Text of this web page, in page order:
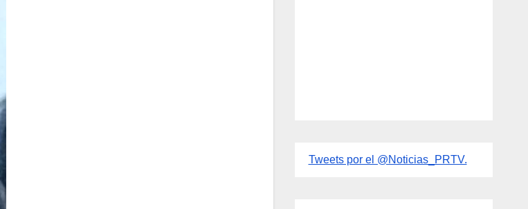
Tweets por el @Noticias_PRTV.